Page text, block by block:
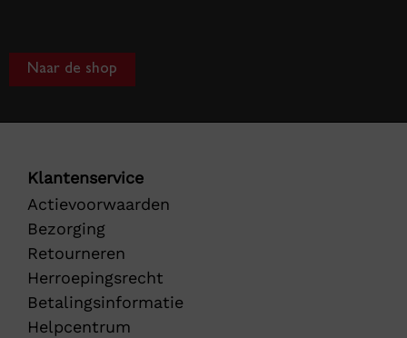
Naar de shop
Klantenservice
Actievoorwaarden
Bezorging
Retourneren
Herroepingsrecht
Betalingsinformatie
Helpcentrum